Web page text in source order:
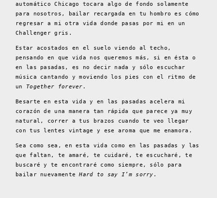
automático Chicago tocara algo de fondo solamente
para nosotros, bailar recargada en tu hombro es cómo
regresar a mi otra vida donde pasas por mi en un
Challenger gris.
Estar acostados en el suelo viendo al techo,
pensando en que vida nos queremos más, si en ésta o
en las pasadas, es no decir nada y sólo escuchar
música cantando y moviendo los pies con el ritmo de
un Together forever.
Besarte en esta vida y en las pasadas acelera mi
corazón de una manera tan rápida que parece ya muy
natural, correr a tus brazos cuando te veo llegar
con tus lentes vintage y ese aroma que me enamora.
Sea como sea, en esta vida como en las pasadas y las
que faltan, te amaré, te cuidaré, te escucharé, te
buscaré y te encontraré como siempre, sólo para
bailar nuevamenteHard to say I’m sorry.